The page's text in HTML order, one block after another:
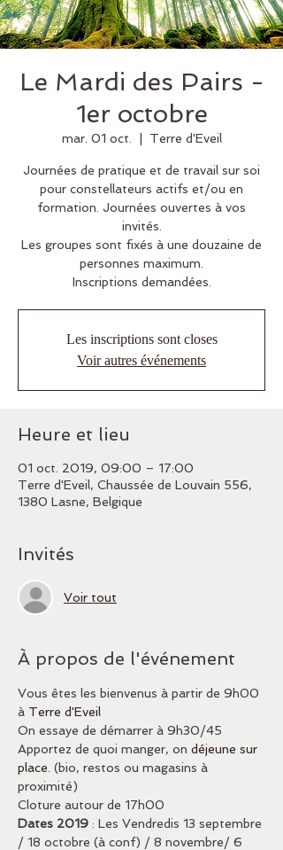
Le Mardi des Pairs -
1er octobre
mar. 01 oct. Terre d'Eveil
Journées de pratique et de travail sur soi
pour constellateurs actifs et/ou en
formation. Journées ouvertes à vos
invités.
Les groupes sont fixés à une douzaine de
personnes maximum.
Inscriptions demandées.
Les inscriptions sont closes
Voir autres événements
Heure et lieu
01 oct. 2019, 09:00 – 17:00
Terre d'Eveil, Chaussée de Louvain 556,
1380 Lasne, Belgique
Invités
Voir tout
À propos de l'événement
Vous êtes les bienvenus à partir de 9h00
à Terre d'Eveil
On essaye de démarrer à 9h30/45
Apportez de quoi manger, on déjeune sur
place . (bio, restos ou magasins à
proximité)
Cloture autour de 17h00
Dates 2019 : Les Vendredis 13 septembre
/ 18 octobre (à conf) / 8 novembre/ 6